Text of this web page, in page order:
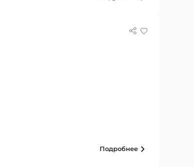
Подробнее